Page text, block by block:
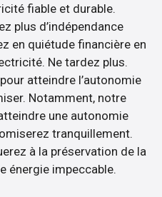
fiable et durable.
plus d’indépendance
en quiétude financière en
Ne tardez plus.
atteindre l’autonomie
Notamment, notre
une autonomie
tranquillement.
à la préservation de la
énergie impeccable.